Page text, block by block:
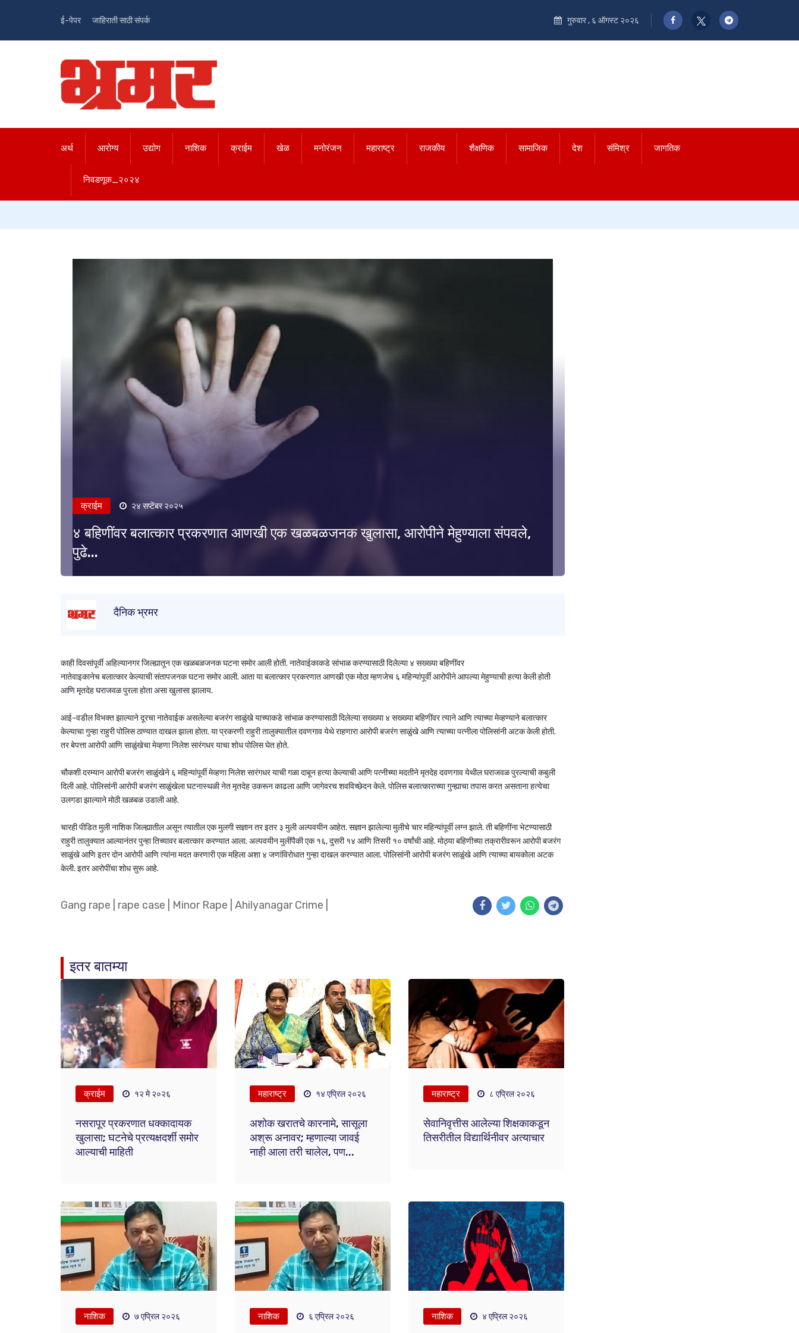
ई-पेपर जाहिराती साठी संपर्क गुरुवार , ६ ऑगस्ट २०२६
अर्थ आरोग्य उद्योग नाशिक क्राईम खेळ मनोरंजन महाराष्ट्र राजकीय शैक्षणिक सामाजिक देश संमिश्र जागतिक
निवडणूक_२०२४
क्राईम २४ सप्टेंबर २०२५
४ बहिणींवर बलात्कार प्रकरणात आणखी एक खळबळजनक खुलासा, आरोपीने मेहुण्याला संपवले,
पुढे...
दैनिक भ्रमर
काही दिवसांपूर्वी अहिल्यानगर जिल्ह्यातून एक खळबळजनक घटना समोर आली होती. नातेवाईकाकडे सांभाळ करण्यासाठी दिलेल्या ४ सख्ख्या बहिणींवर
नातेवाइकानेच बलात्कार केल्याची संतापजनक घटना समोर आली. आता या बलात्कार प्रकरणात आणखी एक मोठा म्हणजेच ६ महिन्यांपूर्वी आरोपीने आपल्या मेहुण्याची हत्या केली होती
आणि मृतदेह घराजवळ पुरला होता असा खुलासा झालाय.
आई-वडील विभक्त झाल्याने दूरचा नातेवाईक असलेल्या बजरंग साळुंखे याच्याकडे सांभाळ करण्यासाठी दिलेल्या सख्ख्या ४ सख्ख्या बहिणींवर त्याने आणि त्याच्या मेव्हण्याने बलात्कार
केल्याचा गुन्हा राहुरी पोलिस ठाण्यात दाखल झाला होता. या प्रकरणी राहुरी तालुक्यातील दवणगाव येथे राहणारा आरोपी बजरंग साळुंखे आणि त्याच्या पत्नीला पोलिसांनी अटक केली होती.
तर बेपत्ता आरोपी आणि साळुंखेचा मेव्हणा निलेश सारंगधर याचा शोध पोलिस घेत होते.
चौकशी दरम्यान आरोपी बजरंग साळुंखेने ६ महिन्यांपूर्वी मेव्हणा निलेश सारंगधर याची गळा दाबून हत्या केल्याची आणि पत्नीच्या मदतीने मृतदेह दवणगाव येथील घराजवळ पुरल्याची कबुली
दिली आहे. पोलिसांनी आरोपी बजरंग साळुंखेला घटनास्थळी नेत मृतदेह उकरून काढला आणि जागेवरच शवविच्छेदन केले. पोलिस बलात्काराच्या गुन्ह्याचा तपास करत असताना हत्येचा
उलगडा झाल्याने मोठी खळबळ उडाली आहे.
चारही पीडित मुली नाशिक जिल्ह्यातील असून त्यातील एक मुलगी सज्ञान तर इतर ३ मुली अल्पवयीन आहेत. सज्ञान झालेल्या मुलीचे चार महिन्यांपूर्वी लग्न झाले. ती बहिणींना भेटण्यासाठी
राहुरी तालुक्यात आल्यानंतर पुन्हा तिच्यावर बलात्कार करण्यात आला. अल्पवयीन मुलींपैकी एक १६, दुसरी १४ आणि तिसरी १० वर्षांची आहे. मोठ्या बहिणीच्या तक्रारीवरून आरोपी बजरंग
साळुंखे आणि इतर दोन आरोपी आणि त्यांना मदत करणारी एक महिला अशा ४ जणांविरोधात गुन्हा दाखल करण्यात आला. पोलिसांनी आरोपी बजरंग साळुंखे आणि त्याच्या बायकोला अटक
केली. इतर आरोपींचा शोध सुरू आहे.
Gang rape rape case Minor Rape Ahilyanagar Crime
इतर बातम्या
क्राईम १२ मे २०२६
नसरापूर प्रकरणात धक्कादायक
खुलासा; घटनेचे प्रत्यक्षदर्शी समोर
आल्याची माहिती
महाराष्ट्र १४ एप्रिल २०२६
अशोक खरातचे कारनामे, सासूला
अश्रू अनावर; म्हणाल्या जावई
नाही आला तरी चालेल, पण...
महाराष्ट्र ८ एप्रिल २०२६
सेवानिवृत्तीस आलेल्या शिक्षकाकडून
तिसरीतील विद्यार्थिनीवर अत्याचार
नाशिक ७ एप्रिल २०२६ नाशिक ६ एप्रिल २०२६ नाशिक ४ एप्रिल २०२६